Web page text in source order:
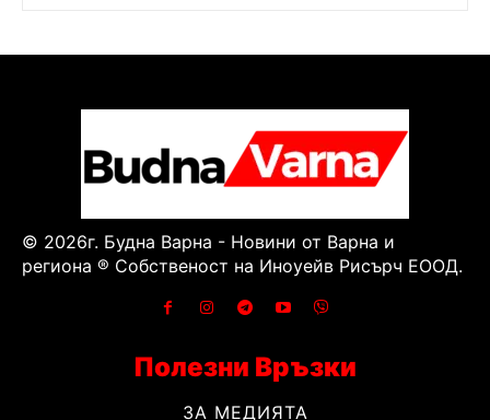
© 2026г. Будна Варна - Новини от Варна и
региона ® Собственост на Иноуейв Рисърч ЕООД.
Полезни Връзки
ЗА МЕДИЯТА